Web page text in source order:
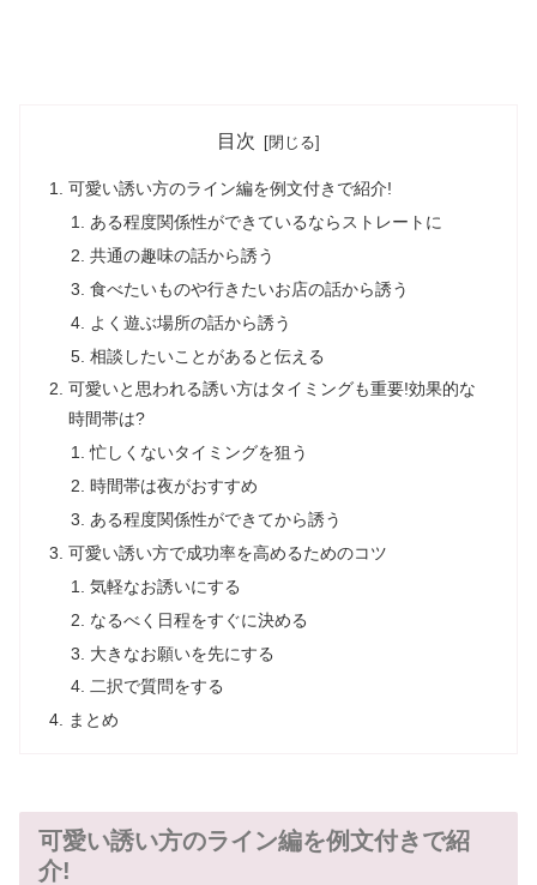
目次
可愛い誘い方のライン編を例文付きで紹介!
ある程度関係性ができているならストレートに
共通の趣味の話から誘う
食べたいものや行きたいお店の話から誘う
よく遊ぶ場所の話から誘う
相談したいことがあると伝える
可愛いと思われる誘い方はタイミングも重要!効果的な
時間帯は?
忙しくないタイミングを狙う
時間帯は夜がおすすめ
ある程度関係性ができてから誘う
可愛い誘い方で成功率を高めるためのコツ
気軽なお誘いにする
なるべく日程をすぐに決める
大きなお願いを先にする
二択で質問をする
まとめ
可愛い誘い方のライン編を例文付きで紹
介!